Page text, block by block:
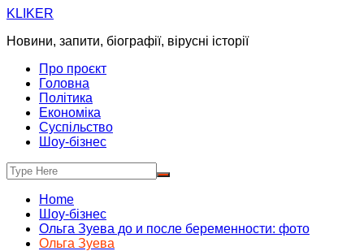
Skip
content
KLIKER
Новини, запити, біографії, вірусні історії
Про проєкт
Головна
Політика
Економіка
Суспільство
Шоу-бізнес
Home
Шоу-бізнес
Ольга Зуева до и после беременности: фото
Ольга Зуева